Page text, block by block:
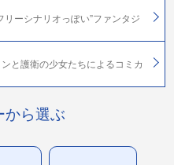
ーシナリオっぽい”ファンタジ
と護衛の少女たちによるコミカ
から選ぶ